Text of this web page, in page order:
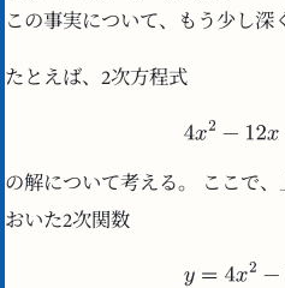
この事実について、もう少し深
たとえば、2次方程式
の解について考える。 ここで
おいた2次関数